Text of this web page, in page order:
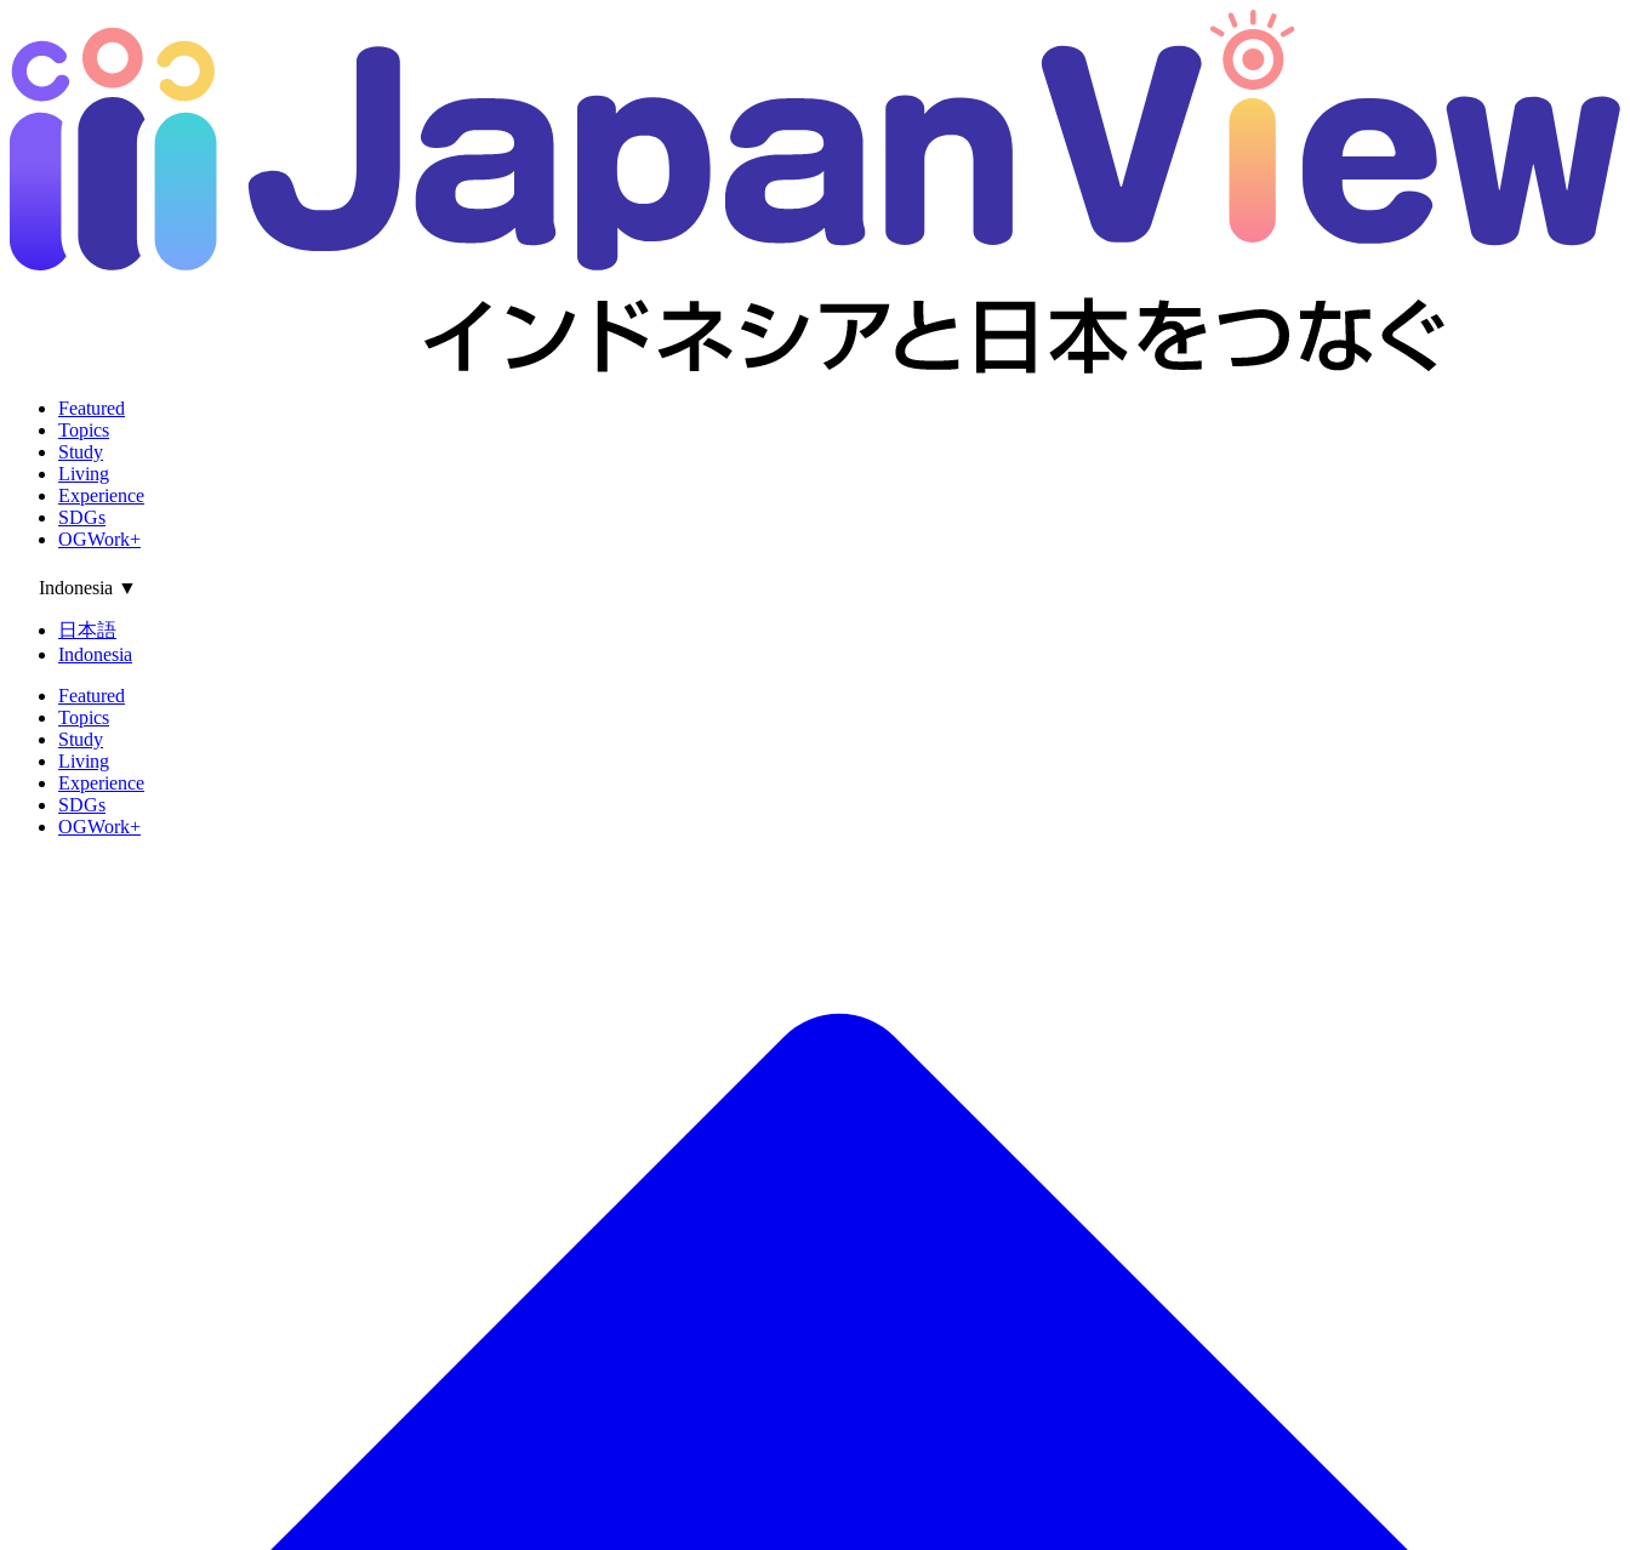
Featured
Topics
Study
Living
Experience
SDGs
OGWork+
Indonesia ▼
日本語
Indonesia
Featured
Topics
Study
Living
Experience
SDGs
OGWork+